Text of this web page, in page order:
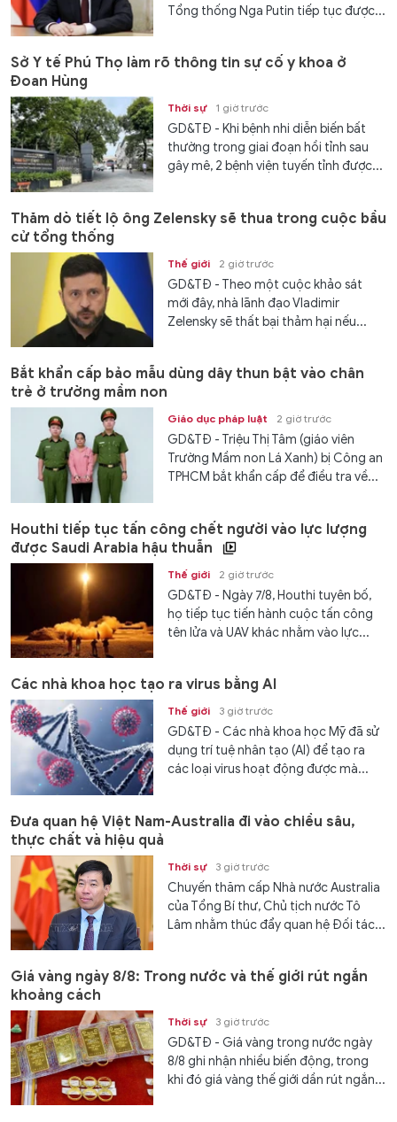
Tổng thống Nga Putin tiếp tục được...
Sở Y tế Phú Thọ làm rõ thông tin sự cố y khoa ở
Đoan Hùng
Thời sự 1 giờ trước
GD&TĐ - Khi bệnh nhi diễn biến bất
thường trong giai đoạn hồi tỉnh sau
gây mê, 2 bệnh viện tuyến tỉnh được...
Thăm dò tiết lộ ông Zelensky sẽ thua trong cuộc bầu
cử tổng thống
Thế giới 2 giờ trước
GD&TĐ - Theo một cuộc khảo sát
mới đây, nhà lãnh đạo Vladimir
Zelensky sẽ thất bại thảm hại nếu...
Bắt khẩn cấp bảo mẫu dùng dây thun bật vào chân
trẻ ở trường mầm non
Giáo dục pháp luật 2 giờ trước
GD&TĐ - Triệu Thị Tâm (giáo viên
Trường Mầm non Lá Xanh) bị Công an
TPHCM bắt khẩn cấp để điều tra về...
Houthi tiếp tục tấn công chết người vào lực lượng
được Saudi Arabia hậu thuẫn
Thế giới 2 giờ trước
GD&TĐ - Ngày 7/8, Houthi tuyên bố,
họ tiếp tục tiến hành cuộc tấn công
tên lửa và UAV khác nhằm vào lực...
Các nhà khoa học tạo ra virus bằng AI
Thế giới 3 giờ trước
GD&TĐ - Các nhà khoa học Mỹ đã sử
dụng trí tuệ nhân tạo (AI) để tạo ra
các loại virus hoạt động được mà...
Đưa quan hệ Việt Nam-Australia đi vào chiều sâu,
thực chất và hiệu quả
Thời sự 3 giờ trước
Chuyến thăm cấp Nhà nước Australia
của Tổng Bí thư, Chủ tịch nước Tô
Lâm nhằm thúc đẩy quan hệ Đối tác...
Giá vàng ngày 8/8: Trong nước và thế giới rút ngắn
khoảng cách
Thời sự 3 giờ trước
GD&TĐ - Giá vàng trong nước ngày
8/8 ghi nhận nhiều biến động, trong
khi đó giá vàng thế giới dần rút ngắn...